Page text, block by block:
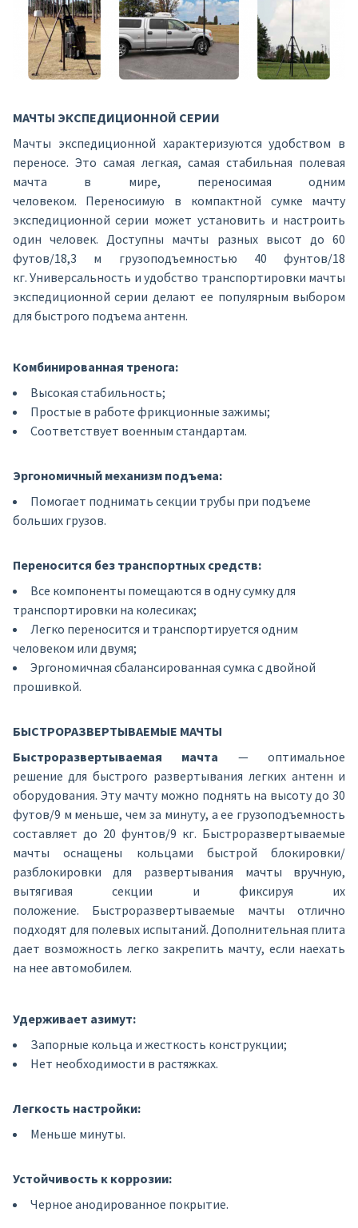
МАЧТЫ ЭКСПЕДИЦИОННОЙ СЕРИИ
Мачты экспедиционной характеризуются удобством в
переносе. Это самая легкая, самая стабильная полевая
мачта в мире, переносимая одним
человеком. Переносимую в компактной сумке мачту
экспедиционной серии может установить и настроить
один человек. Доступны мачты разных высот до 60
футов/18,3 м грузоподъемностью 40 фунтов/18
кг. Универсальность и удобство транспортировки мачты
экспедиционной серии делают ее популярным выбором
для быстрого подъема антенн.
Комбинированная тренога:
Высокая стабильность;
Простые в работе фрикционные зажимы;
Соответствует военным стандартам.
Эргономичный механизм подъема:
Помогает поднимать секции трубы при подъеме
больших грузов.
Переносится без транспортных средств:
Все компоненты помещаются в одну сумку для
транспортировки на колесиках;
Легко переносится и транспортируется одним
человеком или двумя;
Эргономичная сбалансированная сумка с двойной
прошивкой.
БЫСТРОРАЗВЕРТЫВАЕМЫЕ МАЧТЫ
Быстроразвертываемая мачта — оптимальное
решение для быстрого развертывания легких антенн и
оборудования. Эту мачту можно поднять на высоту до 30
футов/9 м меньше, чем за минуту, а ее грузоподъемность
составляет до 20 фунтов/9 кг. Быстроразвертываемые
мачты оснащены кольцами быстрой блокировки/
разблокировки для развертывания мачты вручную,
вытягивая секции и фиксируя их
положение. Быстроразвертываемые мачты отлично
подходят для полевых испытаний. Дополнительная плита
дает возможность легко закрепить мачту, если наехать
на нее автомобилем.
Удерживает азимут:
Запорные кольца и жесткость конструкции;
Нет необходимости в растяжках.
Легкость настройки:
Меньше минуты.
Устойчивость к коррозии:
Черное анодированное покрытие.